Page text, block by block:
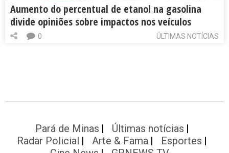
Aumento do percentual de etanol na gasolina
divide opiniões sobre impactos nos veículos
ÚLTIMAS NOTÍCIAS
0
Pará de Minas
Últimas notícias
Radar Policial
Arte & Fama
Esportes